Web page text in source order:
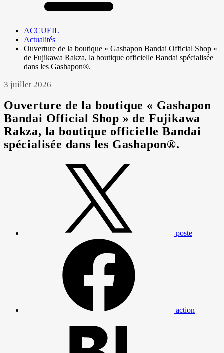
ACCUEIL
Actualités
Ouverture de la boutique « Gashapon Bandai Official Shop »
de Fujikawa Rakza, la boutique officielle Bandai spécialisée
dans les Gashapon®.
3 juillet 2026
Ouverture de la boutique « Gashapon
Bandai Official Shop » de Fujikawa
Rakza, la boutique officielle Bandai
spécialisée dans les Gashapon®.
poste
action